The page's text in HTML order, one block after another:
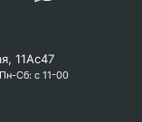
11Ас47
Сб: с 11-00